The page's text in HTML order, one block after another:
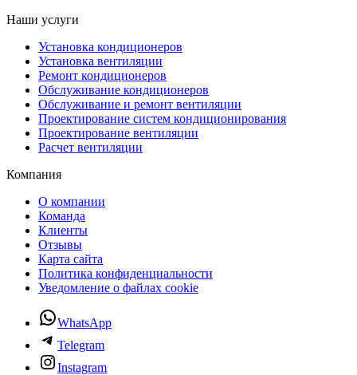
Наши услуги
Установка кондиционеров
Установка вентиляции
Ремонт кондиционеров
Обслуживание кондиционеров
Обслуживание и ремонт вентиляции
Проектирование систем кондиционирования
Проектирование вентиляции
Расчет вентиляции
Компания
О компании
Команда
Клиенты
Отзывы
Карта сайта
Политика конфиденциальности
Уведомление о файлах cookie
WhatsApp
Telegram
Instagram